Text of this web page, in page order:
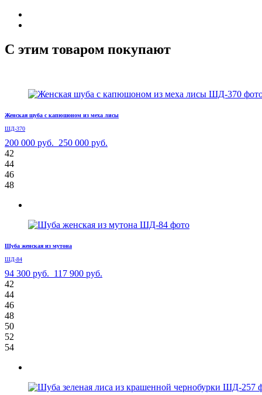
С этим товаром покупают
Женская шуба с капюшоном из меха лисы
ШД-370
200 000 руб. 250 000 руб.
42
44
46
48
Шуба женская из мутона
ШД-84
94 300 руб. 117 900 руб.
42
44
46
48
50
52
54